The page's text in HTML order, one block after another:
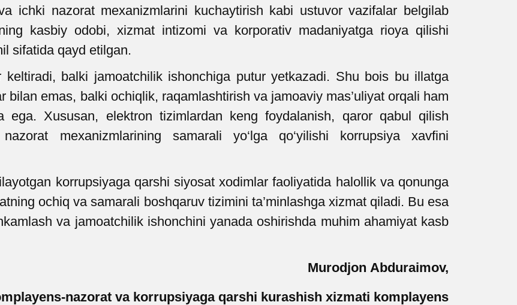
ichki nazorat mexanizmlarini kuchaytirish kabi ustuvor vazifalar belgilab
kasbiy odobi, xizmat intizomi va korporativ madaniyatga rioya qilishi
sifatida qayd etilgan.
keltiradi, balki jamoatchilik ishonchiga putur yetkazadi. Shu bois bu illatga
bilan emas, balki ochiqlik, raqamlashtirish va jamoaviy mas’uliyat orqali ham
ega. Xususan, elektron tizimlardan keng foydalanish, qaror qabul qilish
mexanizmlarining samarali yo‘lga qo‘yilishi korrupsiya xavfini
korrupsiyaga qarshi siyosat xodimlar faoliyatida halollik va qonunga
ochiq va samarali boshqaruv tizimini ta’minlashga xizmat qiladi. Bu esa
va jamoatchilik ishonchini yanada oshirishda muhim ahamiyat kasb
Murodjon Abduraimov,
nazorat va korrupsiyaga qarshi kurashish xizmati komplayens